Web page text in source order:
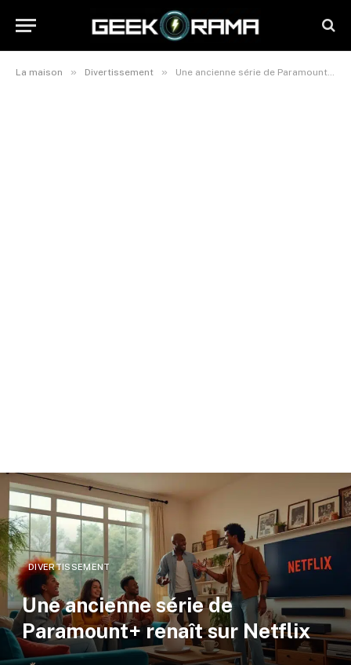
La maison » Divertissement » Une ancienne série de Paramount+ renaît sur Netflix
DIVERTISSEMENT
Une ancienne série de
Paramount+ renaît sur Netflix